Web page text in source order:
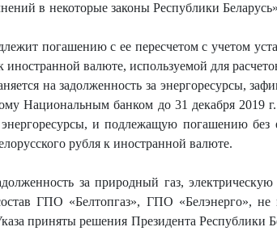
в некоторые законы Республики
погашению с ее пересчетом с учетом
валюте, используемой для
на задолженность за энергоресурсы,
Национальным банком до 31 декабря 2019
и подлежащую погашению без
рубля к иностранной валюте.
за природный газ,
ГПО «Белтопгаз», ГПО «Белэнерго», не
приняты решения Президента Республики